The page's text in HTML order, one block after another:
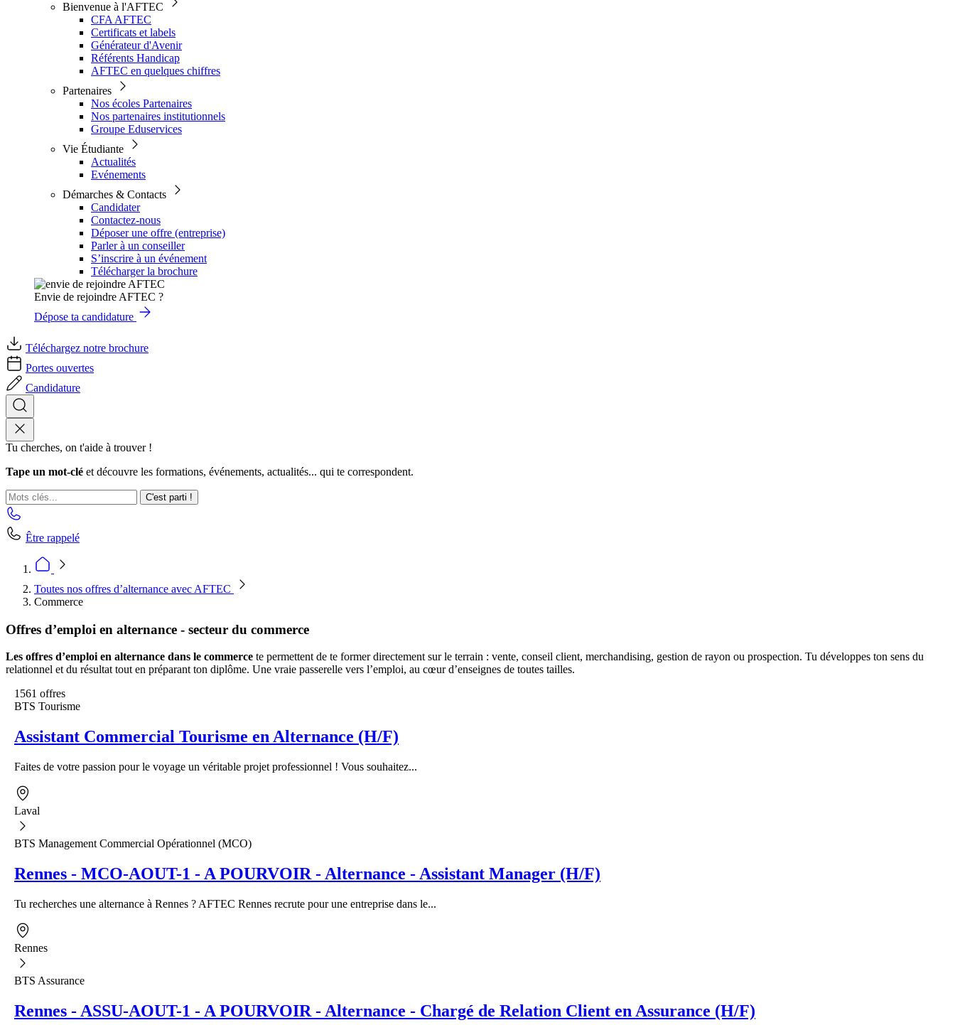
Bienvenue à l'AFTEC
CFA AFTEC
Certificats et labels
Générateur d'Avenir
Référents Handicap
AFTEC en quelques chiffres
Partenaires
Nos écoles Partenaires
Nos partenaires institutionnels
Groupe Eduservices
Vie Étudiante
Actualités
Evénements
Démarches & Contacts
Candidater
Contactez-nous
Déposer une offre (entreprise)
Parler à un conseiller
S’inscrire à un événement
Télécharger la brochure
Envie de rejoindre AFTEC ?
Dépose ta candidature
Téléchargez notre brochure
Portes ouvertes
Candidature
Tu cherches, on t'aide à trouver !
Tape un mot-clé et découvre les formations, événements, actualités... qui te correspondent.
C'est parti !
Être rappelé
Toutes nos offres d’alternance avec AFTEC
Commerce
Offres d’emploi en alternance - secteur du commerce
Les offres d’emploi en alternance dans le commerce te permettent de te former directement sur le terrain : vente, conseil client, merchandising, gestion de rayon ou prospection. Tu développes ton sens du
relationnel et du résultat tout en préparant ton diplôme. Une vraie passerelle vers l’emploi, au cœur d’enseignes de toutes tailles.
1561 offres
BTS Tourisme
Assistant Commercial Tourisme en Alternance (H/F)
Faites de votre passion pour le voyage un véritable projet professionnel ! Vous souhaitez...
Laval
BTS Management Commercial Opérationnel (MCO)
Rennes - MCO-AOUT-1 - A POURVOIR - Alternance - Assistant Manager (H/F)
Tu recherches une alternance à Rennes ? AFTEC Rennes recrute pour une entreprise dans le...
Rennes
BTS Assurance
Rennes - ASSU-AOUT-1 - A POURVOIR - Alternance - Chargé de Relation Client en Assurance (H/F)